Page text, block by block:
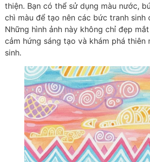
thiện. Bạn có thể sử dụng màu nước,
chì màu để tạo nên các bức tranh sinh
Những hình ảnh này không chỉ đẹp
cảm hứng sáng tạo và khám phá thiên
sinh.